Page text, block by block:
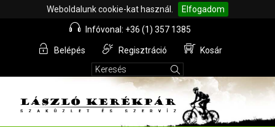
Weboldalunk cookie-kat használ. Elfogadom
Infóvonal: +36 (1) 357 1385
Belépés Regisztráció Kosár